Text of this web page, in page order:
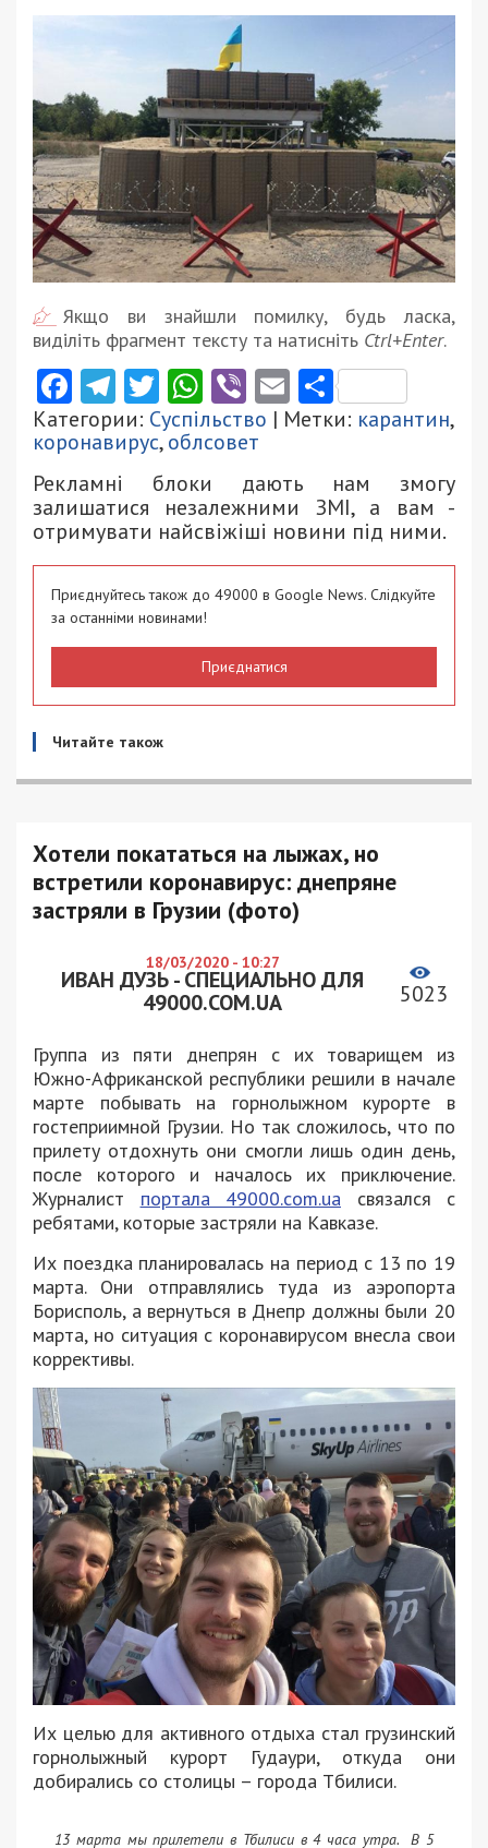
Якщо ви знайшли помилку, будь ласка,
виділіть фрагмент тексту та натисніть Ctrl+Enter.
Facebook
Telegram
Twitter
WhatsApp
ViberEmail
Категории: Суспільство | Метки: карантин,
коронавирус,облсовет
Рекламні блоки дають нам змогу
залишатися незалежними ЗМІ, а вам -
отримувати найсвіжіші новини під ними.
Приєднуйтесь також до 49000 в Google News. Слідкуйте
за останніми новинами!
Приєднатися
Читайте також
Хотели покататься на лыжах, но
встретили коронавирус: днепряне
застряли в Грузии (фото)
18/03/2020 - 10:27
ИВАН ДУЗЬ - СПЕЦИАЛЬНО ДЛЯ
49000.COM.UA
5023
Группа из пяти днепрян с их товарищем из
Южно-Африканской республики решили в начале
марте побывать на горнолыжном курорте в
гостеприимной Грузии. Но так сложилось, что по
прилету отдохнуть они смогли лишь один день,
после которого и началось их приключение.
Журналист портала 49000.com.ua связался с
ребятами, которые застряли на Кавказе.
Их поездка планировалась на период с 13 по 19
марта. Они отправлялись туда из аэропорта
Борисполь, а вернуться в Днепр должны были 20
марта, но ситуация с коронавирусом внесла свои
коррективы.
Их целью для активного отдыха стал грузинский
горнолыжный курорт Гудаури, откуда они
добирались со столицы – города Тбилиси.
13 марта мы прилетели в Тбилиси в 4 часа утра. В 5